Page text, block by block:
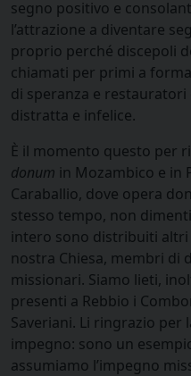
segno positivo e
l’attrazione a diventare
proprio perché discepoli
chiamati per primi a
di speranza e
distratta e infelice.
È il momento questo per
donum in Mozambico e in
Caraballio, dove opera
stesso tempo, non
intero sono distribuiti
nostra Chiesa, membri di
missionari. Siamo lieti,
presenti a Rebbio i
Saveriani. Li ringrazio per
impegno: sono un
assumiamo l’impegno